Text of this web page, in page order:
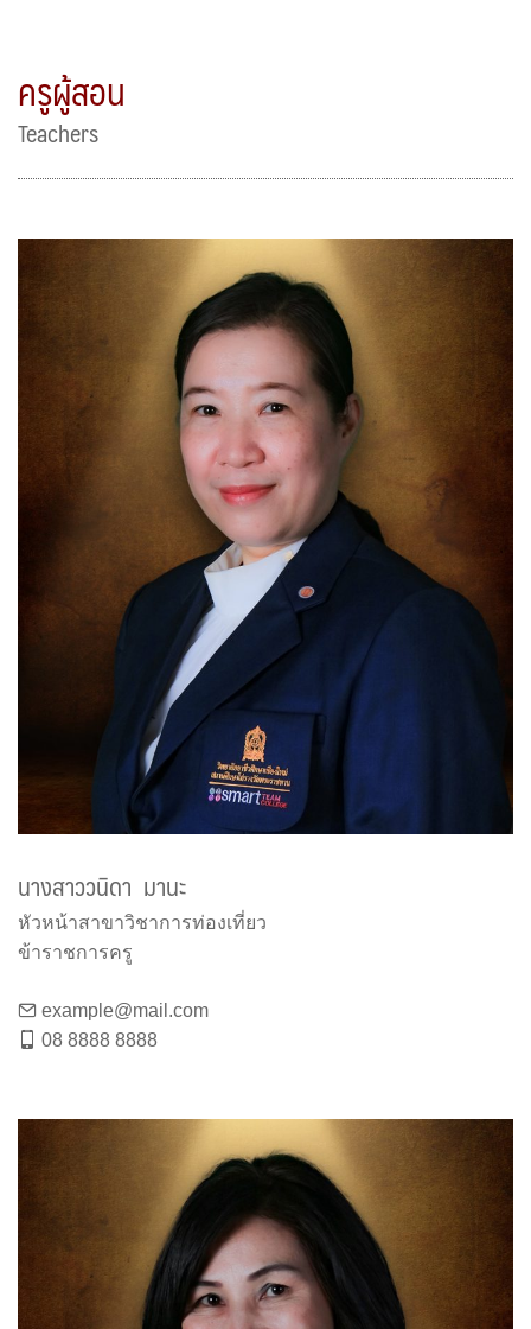
ครูผู้สอน
Teachers
นางสาววนิดา มานะ
หัวหน้าสาขาวิชาการท่องเที่ยว
ข้าราชการครู
example@mail.com
08 8888 8888